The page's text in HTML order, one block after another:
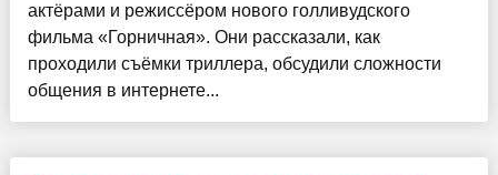
актёрами и режиссёром нового голливудского
фильма «Горничная». Они рассказали, как
проходили съёмки триллера, обсудили сложности
общения в интернете...